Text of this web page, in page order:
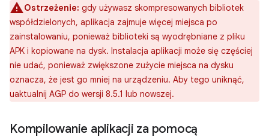
Ostrzeżenie: gdy używasz skompresowanych bibliotek
współdzielonych, aplikacja zajmuje więcej miejsca po
zainstalowaniu, ponieważ biblioteki są wyodrębniane z pliku
APK i kopiowane na dysk. Instalacja aplikacji może się częściej
nie udać, ponieważ zwiększone zużycie miejsca na dysku
oznacza, że jest go mniej na urządzeniu. Aby tego uniknąć,
uaktualnij AGP do wersji 8.5.1 lub nowszej.
Kompilowanie aplikacji za pomocą